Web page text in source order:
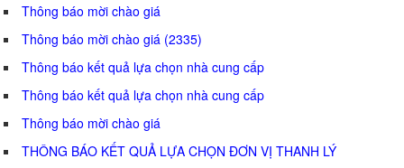
Thông báo mời chào giá
Thông báo mời chào giá (2335)
Thông báo kết quả lựa chọn nhà cung cấp
Thông báo kết quả lựa chọn nhà cung cấp
Thông báo mời chào giá
THÔNG BÁO KẾT QUẢ LỰA CHỌN ĐƠN VỊ THANH LÝ